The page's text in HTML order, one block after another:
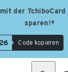
der
sparen!*
Code kopieren